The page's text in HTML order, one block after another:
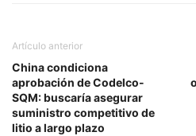
Artículo anterior
China condiciona
aprobación de Codelco-
SQM: buscaría asegurar
suministro competitivo de
litio a largo plazo